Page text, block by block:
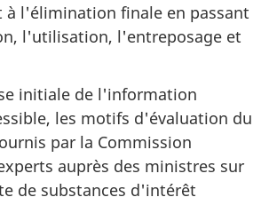
à l'élimination finale en passant
l'utilisation, l'entreposage et
initiale de l'information
les motifs d'évaluation du
par la Commission
auprès des ministres sur
de substances d'intérêt